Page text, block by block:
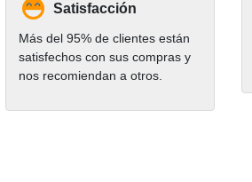
Satisfacción
Más del 95% de clientes están
satisfechos con sus compras y
nos recomiendan a otros.